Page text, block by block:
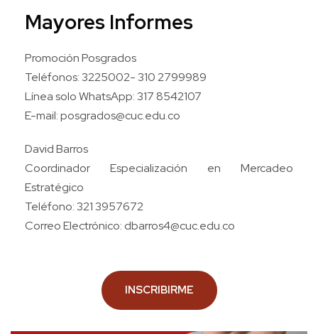
Mayores Informes
Promoción Posgrados
Teléfonos: 3225002- 310 2799989
Línea solo WhatsApp: 317 8542107
E-mail:posgrados@cuc.edu.co
David Barros
Coordinador Especialización en Mercadeo
Estratégico
Teléfono: 321 3957672
Correo Electrónico: dbarros4@cuc.edu.co
INSCRIBIRME